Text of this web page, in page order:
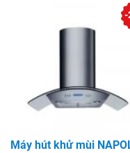
Máy hút khử mùi
-